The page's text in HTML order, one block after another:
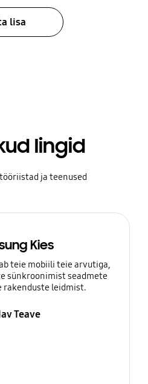
lisa
lingid
ja teenused
Kies
teie mobiili teie arvutiga,
sünkroonimist seadmete
rakenduste leidmist.
Teave